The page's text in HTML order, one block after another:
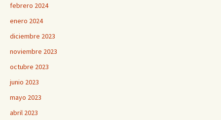
febrero 2024
enero 2024
diciembre 2023
noviembre 2023
octubre 2023
junio 2023
mayo 2023
abril 2023